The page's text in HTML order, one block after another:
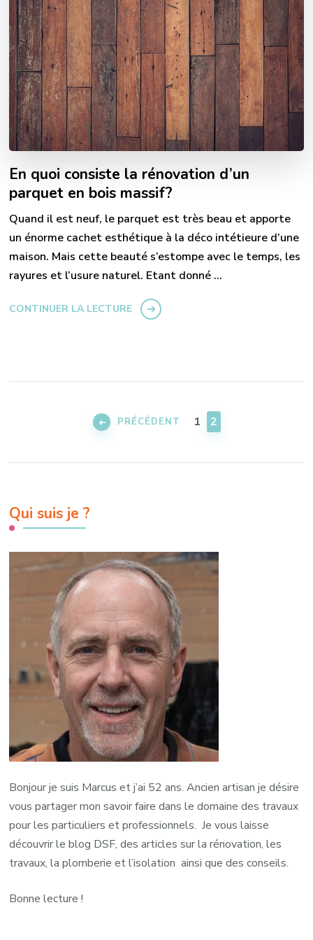
En quoi consiste la rénovation d’un
parquet en bois massif?
Quand il est neuf, le parquet est très beau et apporte
un énorme cachet esthétique à la déco intétieure d’une
maison. Mais cette beauté s’estompe avec le temps, les
rayures et l’usure naturel. Etant donné …
CONTINUER LA LECTURE
PRÉCÉDENT PAGE
1 PAGE
2
Qui suis je ?
Bonjour je suis Marcus et j’ai 52 ans. Ancien artisan je désire
vous partager mon savoir faire dans le domaine des travaux
pour les particuliers et professionnels. Je vous laisse
découvrir le blog DSF, des articles sur la rénovation, les
travaux, la plomberie et l’isolation ainsi que des conseils.
Bonne lecture !